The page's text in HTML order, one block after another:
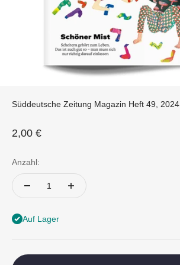
Süddeutsche Zeitung Magazin Heft 49, 2024
Angebot
2,00 €
Anzahl:
Auf Lager